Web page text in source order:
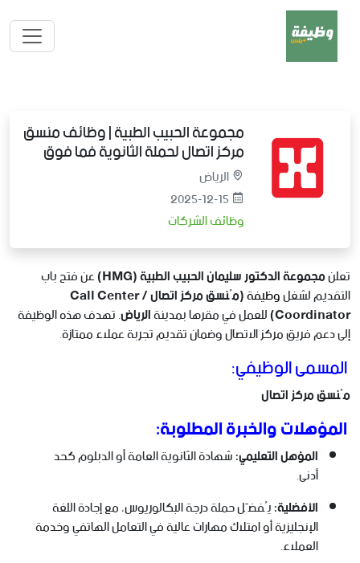
مجموعة الحبيب الطبية | وظائف منسق
مركز اتصال لحملة الثانوية فما فوق
الرياض
2025-12-15
وظائف الشركات
تعلنمجموعة الدكتور سليمان الحبيب الطبية (HMG) عن فتح باب
التقديم لشغلوظيفة (مُنسق مركز اتصال / Call Center
Coordinator) للعمل في مقرها بمدينةالرياض. تهدف هذه الوظيفة
إلى دعم فريق مركز الاتصال وضمان تقديم تجربة عملاء ممتازة.
المسمى الوظيفي:
مُنسق مركز اتصال
المؤهلات والخبرة المطلوبة:
المؤهل التعليمي:شهادة الثانوية العامة أو الدبلوم كحد
أدنى.
الأفضلية:يُفضّل حملة درجة البكالوريوس، مع إجادة اللغة
الإنجليزية أو امتلاك مهارات عالية في التعامل الهاتفي وخدمة
العملاء.